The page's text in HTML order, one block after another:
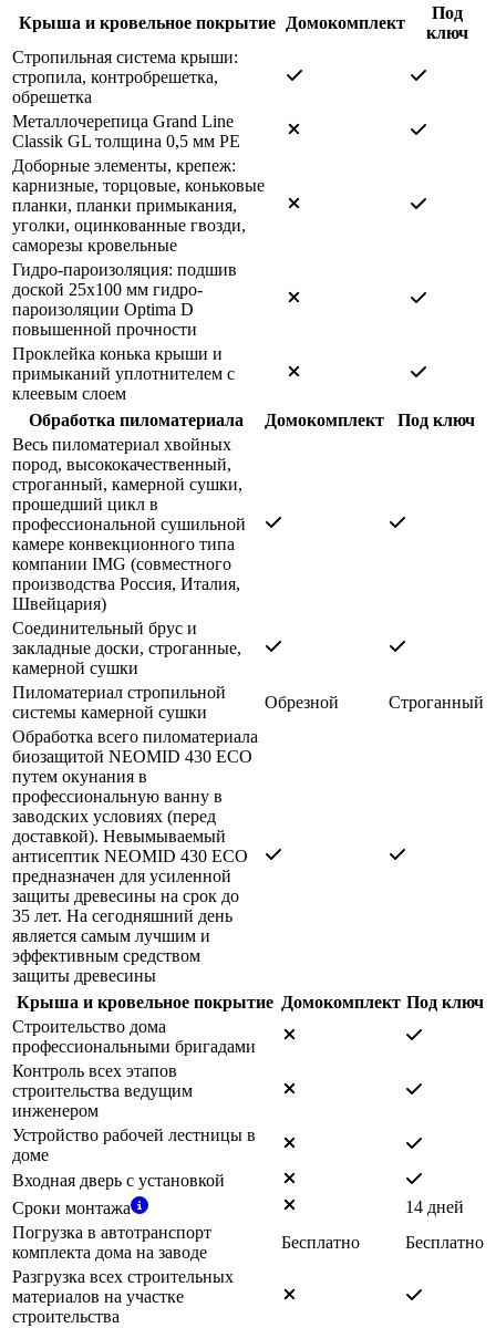
Крыша и кровельное покрытие Домокомплект
Под
ключ
Стропильная система крыши:
стропила, контробрешетка,
обрешетка
Металлочерепица Grand Line
Classik GL толщина 0,5 мм РЕ
Доборные элементы, крепеж:
карнизные, торцовые, коньковые
планки, планки примыкания,
уголки, оцинкованные гвозди,
саморезы кровельные
Гидро-пароизоляция: подшив
доской 25х100 мм гидро-
пароизоляции Optima D
повышенной прочности
Проклейка конька крыши и
примыканий уплотнителем с
клеевым слоем
Обработка пиломатериала
Домокомплект
Под ключ
Весь пиломатериал хвойных
пород, высококачественный,
строганный, камерной сушки,
прошедший цикл в
профессиональной сушильной
камере конвекционного типа
компании IMG (совместного
производства Россия, Италия,
Швейцария)
Соединительный брус и
закладные доски, строганные,
камерной сушки
Пиломатериал стропильной
системы камерной сушки
Обрезной
Строганный
Обработка всего пиломатериала
биозащитой NEOMID 430 ECO
путем окунания в
профессиональную ванну в
заводских условиях (перед
доставкой). Невымываемый
антисептик NEOMID 430 ECO
предназначен для усиленной
защиты древесины на срок до
35 лет. На сегодняшний день
является самым лучшим и
эффективным средством
защиты древесины
Крыша и кровельное покрытие Домокомплект Под ключ
Строительство дома
профессиональными бригадами
Контроль всех этапов
строительства ведущим
инженером
Устройство рабочей лестницы в
доме
Входная дверь с установкой
Сроки монтажа
14 дней
Погрузка в автотранспорт
комплекта дома на заводе
Бесплатно
Бесплатно
Разгрузка всех строительных
материалов на участке
строительства